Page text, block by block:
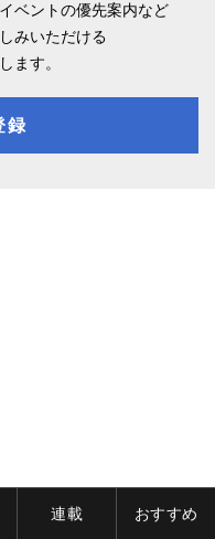
イベントの優先案内など
みいただける
ます。
録
連載 おすすめ